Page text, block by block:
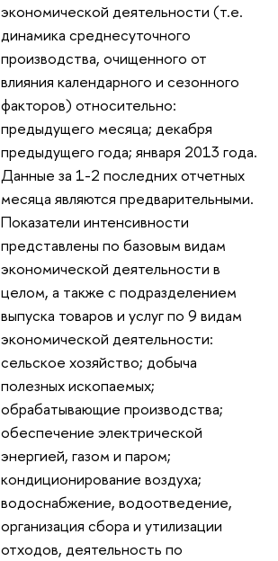
экономической деятельности (т.е.
динамика среднесуточного
производства, очищенного от
влияния календарного и сезонного
факторов) относительно:
предыдущего месяца; декабря
предыдущего года; января 2013 года.
Данные за 1-2 последних отчетных
месяца являются предварительными.
Показатели интенсивности
представлены по базовым видам
экономической деятельности в
целом, а также с подразделением
выпуска товаров и услуг по 9 видам
экономической деятельности:
сельское хозяйство; добыча
полезных ископаемых;
обрабатывающие производства;
обеспечение электрической
энергией, газом и паром;
кондиционирование воздуха;
водоснабжение, водоотведение,
организация сбора и утилизации
отходов, деятельность по